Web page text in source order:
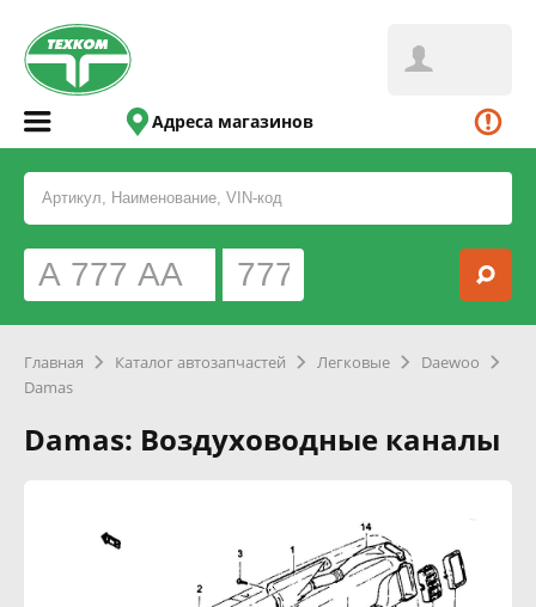
Адреса магазинов
Главная Каталог автозапчастей Легковые
Daewoo
Damas
Damas: Воздуховодные каналы